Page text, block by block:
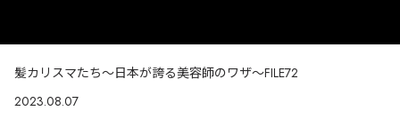
髪カリスマたち～日本が誇る美容師のワザ～FILE72
2023.08.07